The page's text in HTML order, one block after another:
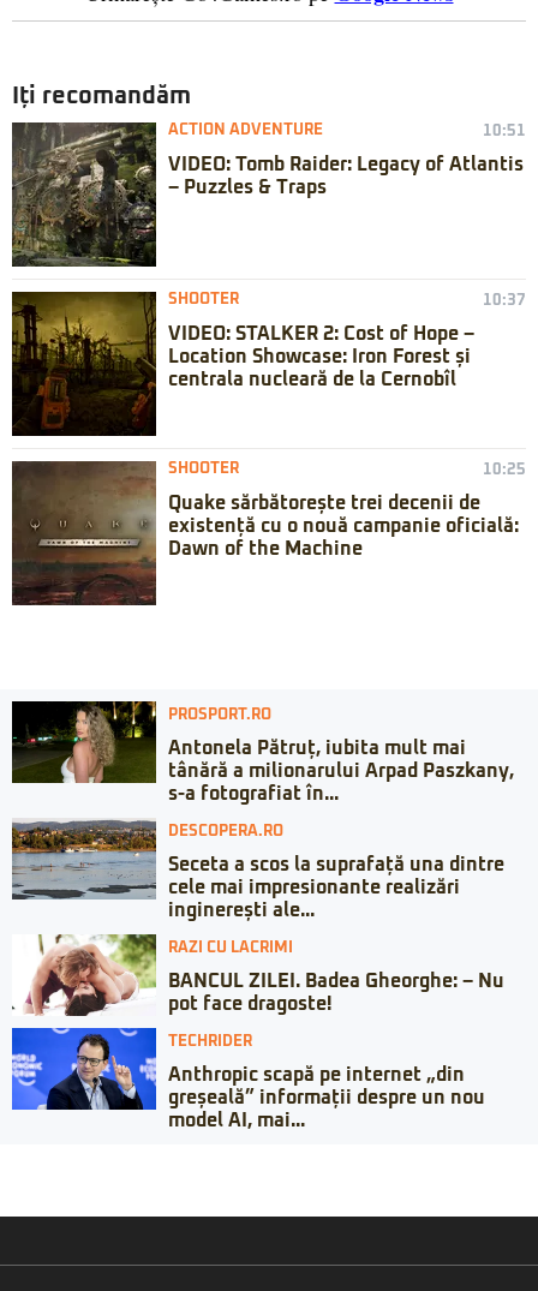
Iți recomandăm
ACTION ADVENTURE 10:51
VIDEO: Tomb Raider: Legacy of Atlantis
– Puzzles & Traps
SHOOTER 10:37
VIDEO: STALKER 2: Cost of Hope –
Location Showcase: Iron Forest și
centrala nucleară de la Cernobîl
SHOOTER 10:25
Quake sărbătorește trei decenii de
existență cu o nouă campanie oficială:
Dawn of the Machine
PROSPORT.RO
Antonela Pătruț, iubita mult mai
tânără a milionarului Arpad Paszkany,
s-a fotografiat în...
DESCOPERA.RO
Seceta a scos la suprafață una dintre
cele mai impresionante realizări
inginerești ale...
RAZI CU LACRIMI
BANCUL ZILEI. Badea Gheorghe: – Nu
pot face dragoste!
TECHRIDER
Anthropic scapă pe internet „din
greșeală” informații despre un nou
model AI, mai...